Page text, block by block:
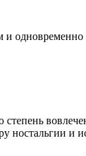
и
ностальгии и